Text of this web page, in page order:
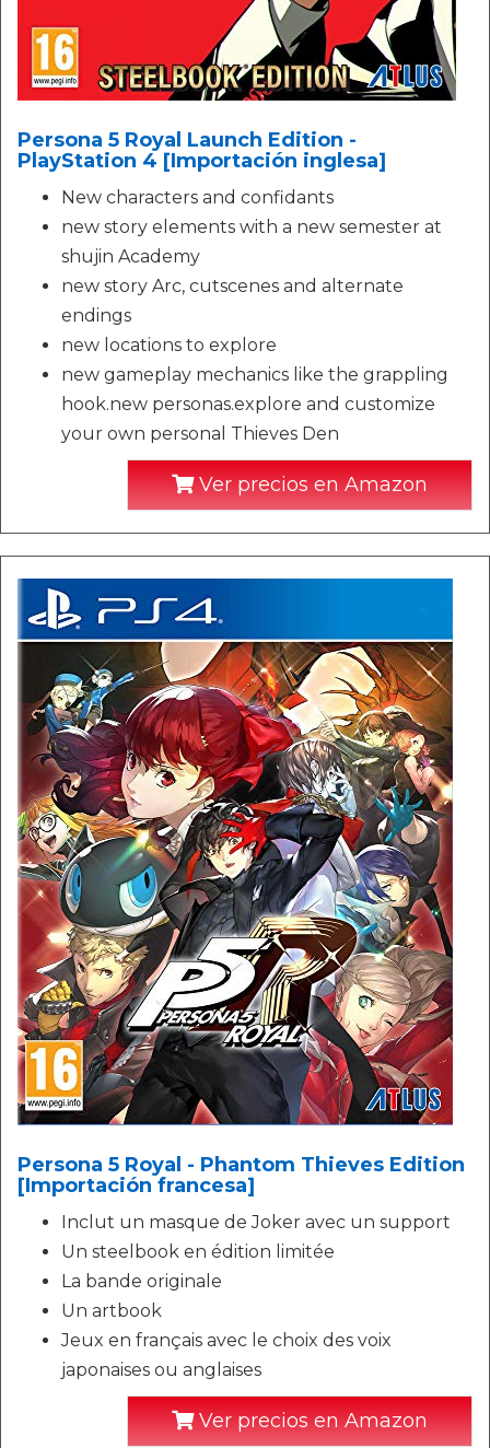
Persona 5 Royal Launch Edition -
PlayStation 4 [Importación inglesa]
New characters and confidants
new story elements with a new semester at
shujin Academy
new story Arc, cutscenes and alternate
endings
new locations to explore
new gameplay mechanics like the grappling
hook.new personas.explore and customize
your own personal Thieves Den
Ver precios en Amazon
Persona 5 Royal - Phantom Thieves Edition
[Importación francesa]
Inclut un masque de Joker avec un support
Un steelbook en édition limitée
La bande originale
Un artbook
Jeux en français avec le choix des voix
japonaises ou anglaises
Ver precios en Amazon